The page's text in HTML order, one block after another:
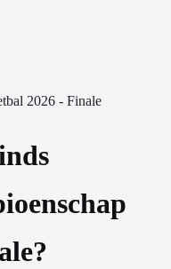
2026 - Finale
?